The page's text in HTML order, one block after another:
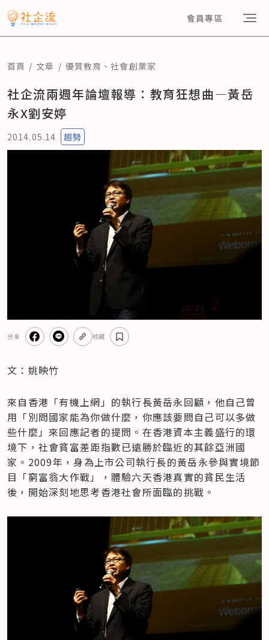
會員專區
首頁 文章 優質教育 、社會創業家
社企流兩週年論壇報導：教育狂想曲—黃岳
永X劉安婷
2014.05.14 趨勢
分享 收藏
文：姚映竹
來自香港「有機上網」的執行長黃岳永回顧，他自己曾
用「別問國家能為你做什麼，你應該要問自己可以多做
些什麼」來回應記者的提問。在香港資本主義盛行的環
境下，社會貧富差距指數已遠勝於臨近的其餘亞洲國
家。2009年，身為上市公司執行長的黃岳永參與實境節
目「窮富翁大作戰」，體驗六天香港真實的貧民生活
後，開始深刻地思考香港社會所面臨的挑戰。